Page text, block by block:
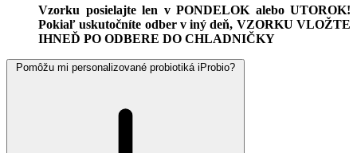
Vzorku posielajte len v PONDELOK alebo UTOROK!
Pokiaľ uskutočníte odber v iný deň, VZORKU VLOŽTE
IHNEĎ PO ODBERE DO CHLADNIČKY
Pomôžu mi personalizované probiotiká iProbio?